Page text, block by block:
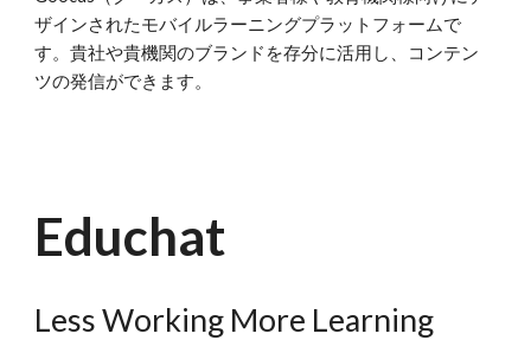
ザインされたモバイルラーニングプラットフォームで
す。貴社や貴機関のブランドを存分に活用し、コンテン
ツの発信ができます。
Educhat
Less Working More Learning